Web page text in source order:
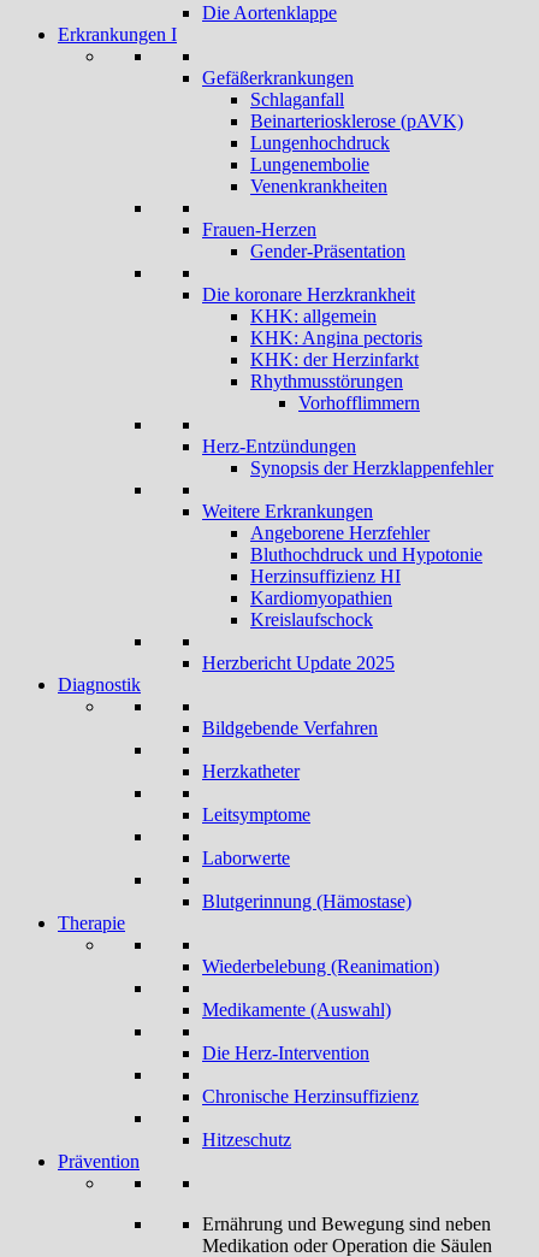
Die Aortenklappe
Erkrankungen I
Gefäßerkrankungen
Schlaganfall
Beinarteriosklerose (pAVK)
Lungenhochdruck
Lungenembolie
Venenkrankheiten
Frauen-Herzen
Gender-Präsentation
Die koronare Herzkrankheit
KHK: allgemein
KHK: Angina pectoris
KHK: der Herzinfarkt
Rhythmusstörungen
Vorhofflimmern
Herz-Entzündungen
Synopsis der Herzklappenfehler
Weitere Erkrankungen
Angeborene Herzfehler
Bluthochdruck und Hypotonie
Herzinsuffizienz HI
Kardiomyopathien
Kreislaufschock
Herzbericht Update 2025
Diagnostik
Bildgebende Verfahren
Herzkatheter
Leitsymptome
Laborwerte
Blutgerinnung (Hämostase)
Therapie
Wiederbelebung (Reanimation)
Medikamente (Auswahl)
Die Herz-Intervention
Chronische Herzinsuffizienz
Hitzeschutz
Prävention
Ernährung und Bewegung sind neben
Medikation oder Operation die Säulen